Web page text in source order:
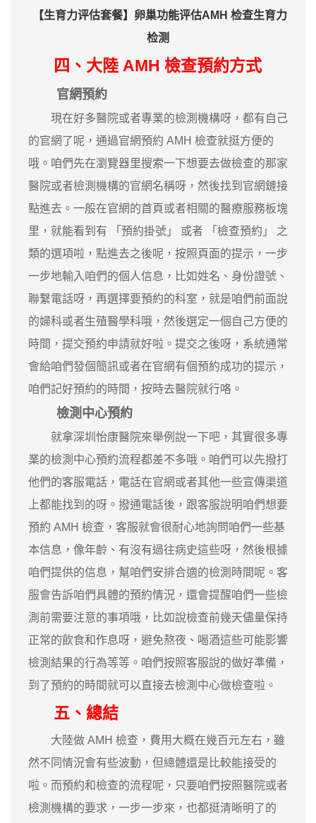
【生育力评估套餐】卵巢功能评估AMH 检查生育力
检测
四、大陸 AMH 檢查預約方式
官網預約
現在好多醫院或者專業的檢測機構呀，都有自己
的官網了呢，通過官網預約 AMH 檢查就挺方便的
哦。咱們先在瀏覽器里搜索一下想要去做檢查的那家
醫院或者檢測機構的官網名稱呀，然後找到官網鏈接
點進去。一般在官網的首頁或者相關的醫療服務板塊
里，就能看到有 「預約掛號」 或者 「檢查預約」 之
類的選項啦，點進去之後呢，按照頁面的提示，一步
一步地輸入咱們的個人信息，比如姓名、身份證號、
聯繫電話呀，再選擇要預約的科室，就是咱們前面說
的婦科或者生殖醫學科哦，然後選定一個自己方便的
時間，提交預約申請就好啦。提交之後呀，系統通常
會給咱們發個簡訊或者在官網有個預約成功的提示，
咱們記好預約的時間，按時去醫院就行咯。
檢測中心預約
就拿深圳怡康醫院來舉例說一下吧，其實很多專
業的檢測中心預約流程都差不多哦。咱們可以先撥打
他們的客服電話，電話在官網或者其他一些宣傳渠道
上都能找到的呀。撥通電話後，跟客服說明咱們想要
預約 AMH 檢查，客服就會很耐心地詢問咱們一些基
本信息，像年齡、有沒有過往病史這些呀，然後根據
咱們提供的信息，幫咱們安排合適的檢測時間呢。客
服會告訴咱們具體的預約情況，還會提醒咱們一些檢
測前需要注意的事項哦，比如說檢查前幾天儘量保持
正常的飲食和作息呀，避免熬夜、喝酒這些可能影響
檢測結果的行為等等。咱們按照客服說的做好準備，
到了預約的時間就可以直接去檢測中心做檢查啦。
五、總結
大陸做 AMH 檢查，費用大概在幾百元左右，雖
然不同情況會有些波動，但總體還是比較能接受的
啦。而預約和檢查的流程呢，只要咱們按照醫院或者
檢測機構的要求，一步一步來，也都挺清晰明了的